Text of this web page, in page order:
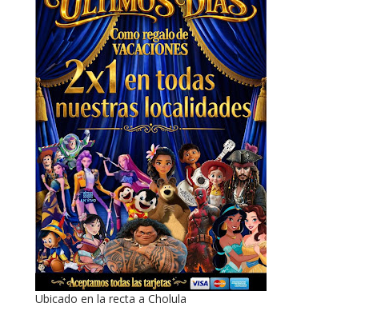
Ubicado en la recta a Cholula